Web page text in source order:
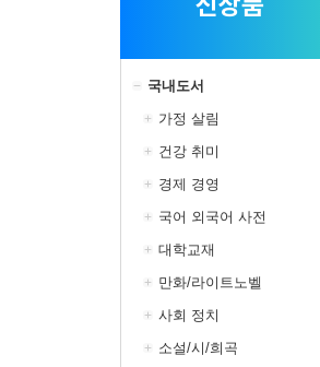
국내도서
가정 살림
건강 취미
경제 경영
국어 외국어 사전
대학교재
만화/라이트노벨
사회 정치
소설/시/희곡